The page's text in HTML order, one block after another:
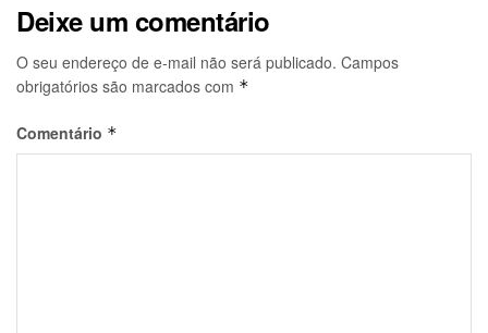
Deixe um comentário
O seu endereço de e-mail não será publicado. Campos
obrigatórios são marcados com *
Comentário *